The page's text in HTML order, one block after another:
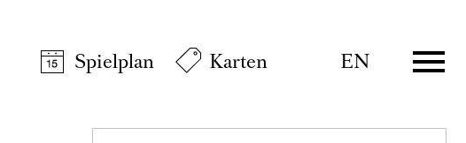
Spielplan
Karten EN